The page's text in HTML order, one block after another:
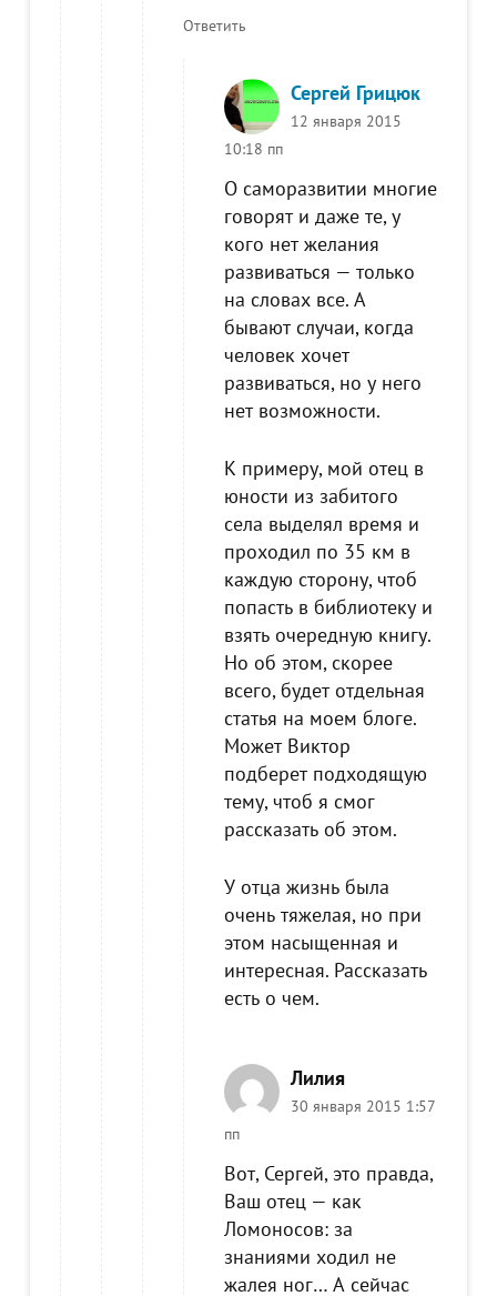
Ответить
Сергей Грицюк
12 января 2015
10:18 пп
О саморазвитии многие
говорят и даже те, у
кого нет желания
развиваться — только
на словах все. А
бывают случаи, когда
человек хочет
развиваться, но у него
нет возможности.
К примеру, мой отец в
юности из забитого
села выделял время и
проходил по 35 км в
каждую сторону, чтоб
попасть в библиотеку и
взять очередную книгу.
Но об этом, скорее
всего, будет отдельная
статья на моем блоге.
Может Виктор
подберет подходящую
тему, чтоб я смог
рассказать об этом.
У отца жизнь была
очень тяжелая, но при
этом насыщенная и
интересная. Рассказать
есть о чем.
Лилия
30 января 2015 1:57
пп
Вот, Сергей, это правда,
Ваш отец — как
Ломоносов: за
знаниями ходил не
жалея ног… А сейчас